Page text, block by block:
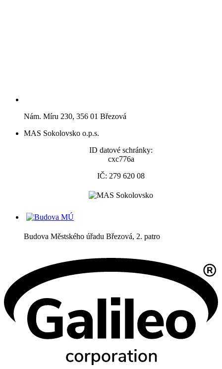
Nám. Míru 230, 356 01 Březová
MAS Sokolovsko o.p.s.
ID datové schránky:
cxc776a
IČ: 279 620 08
Budova Městského úřadu Březová, 2. patro